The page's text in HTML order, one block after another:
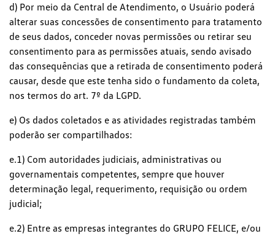
d) Por meio da Central de Atendimento, o Usuário poderá
alterar suas concessões de consentimento para tratamento
de seus dados, conceder novas permissões ou retirar seu
consentimento para as permissões atuais, sendo avisado
das consequências que a retirada de consentimento poderá
causar, desde que este tenha sido o fundamento da coleta,
nos termos do art. 7º da LGPD.
e) Os dados coletados e as atividades registradas também
poderão ser compartilhados:
e.1) Com autoridades judiciais, administrativas ou
governamentais competentes, sempre que houver
determinação legal, requerimento, requisição ou ordem
judicial;
e.2) Entre as empresas integrantes do GRUPO FELICE, e/ou